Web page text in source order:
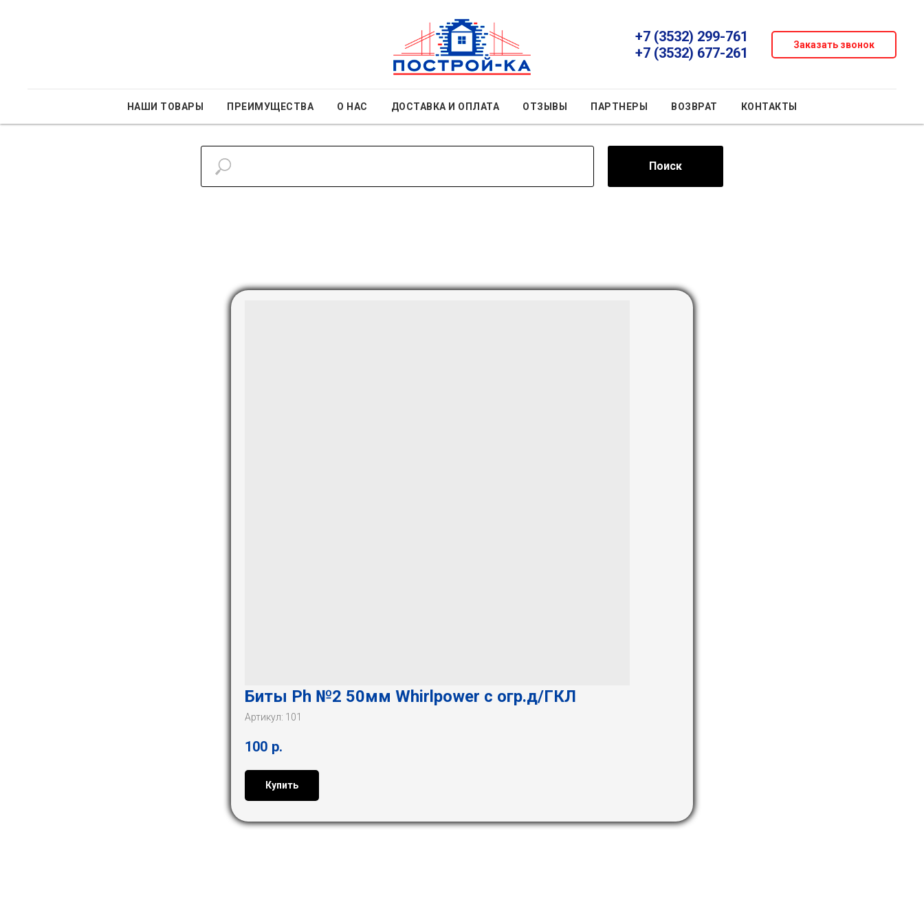
+7 (3532) 299-761
+7 (3532) 677-261
Заказать звонок
НАШИ ТОВАРЫ ПРЕИМУЩЕСТВА О НАС ДОСТАВКА И ОПЛАТА ОТЗЫВЫ ПАРТНЕРЫ ВОЗВРАТ КОНТАКТЫ
Поиск
Биты Ph №2 50мм Whirlpower с огр.д/ГКЛ
Артикул: 101
100 р.
Купить